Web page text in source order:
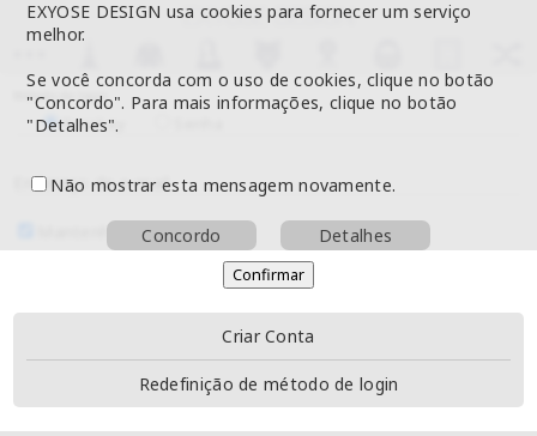
EXYOSE DESIGN usa cookies para fornecer um serviço
melhor.
Se você concorda com o uso de cookies, clique no botão
"Concordo". Para mais informações, clique no botão
"Detalhes".
Não mostrar esta mensagem novamente.
Concordo Detalhes
Método de login
Passkey
Endereço de e-mail
Mantenha-me conectado
Criar Conta
Redefinição de método de login